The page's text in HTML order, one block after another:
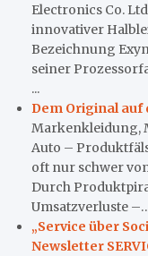
Electronics Co.
innovativer
Bezeichnung
seiner
...
Dem Original auf
Markenkleidung,
Auto –
oft nur schwer
Durch
Umsatzverluste
„Service über
Newsletter